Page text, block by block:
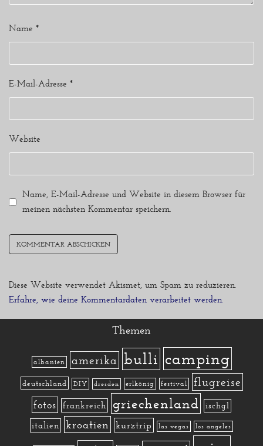
Name *
E-Mail-Adresse *
Website
Name, E-Mail-Adresse und Website in diesem Browser für
meinen nächsten Kommentar speichern.
Diese Website verwendet Akismet, um Spam zu reduzieren.
Erfahre, wie deine Kommentardaten verarbeitet werden.
Themen
albanien amerika bulli camping
deutschland DIY dresden erlkönig festival flugreise
fotos frankreich griechenland ischgl
italien kroatien kurztrip las vegas los angeles